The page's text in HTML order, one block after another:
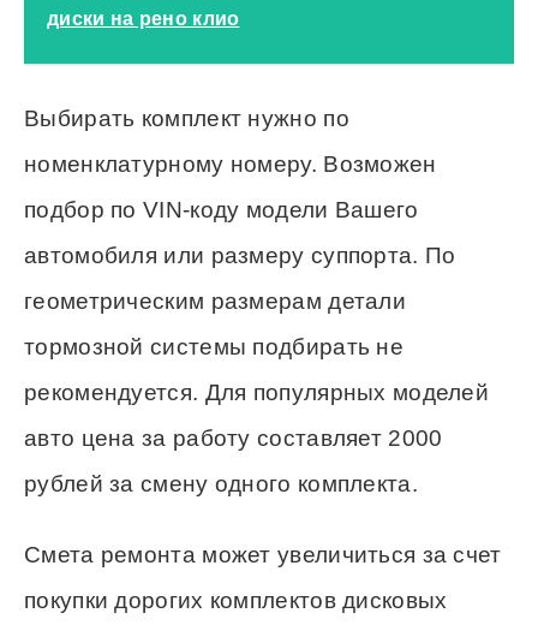
диски на рено клио
Выбирать комплект нужно по
номенклатурному номеру. Возможен
подбор по VIN-коду модели Вашего
автомобиля или размеру суппорта. По
геометрическим размерам детали
тормозной системы подбирать не
рекомендуется. Для популярных моделей
авто цена за работу составляет 2000
рублей за смену одного комплекта.
Смета ремонта может увеличиться за счет
покупки дорогих комплектов дисковых